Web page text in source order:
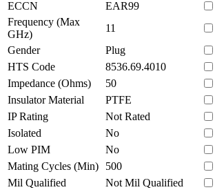
ECCN
EAR99
Frequency (Max
GHz)
11
Gender
Plug
HTS Code
8536.69.4010
Impedance (Ohms)
50
Insulator Material
PTFE
IP Rating
Not Rated
Isolated
No
Low PIM
No
Mating Cycles (Min)
500
Mil Qualified
Not Mil Qualified